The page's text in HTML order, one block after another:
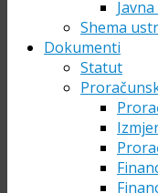
Shema
Dokumenti
Statut